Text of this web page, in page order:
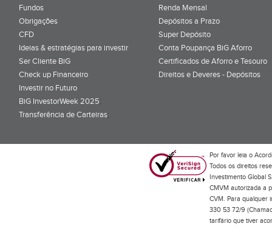
Fundos
Obrigações
CFD
Ideias & estratégias para investir
Ser Cliente BiG
Check up Financeiro
Investir no Futuro
BiG InvestorWeek 2025;
Transferência de Carteiras;
Renda Mensal
Depósitos a Prazo
Super Depósito
Conta Poupança BiG Aforro
Certificados de Aforro e Tesouro
Direitos e Deveres - Depósitos
Por favor leia o
Todos os direitos
Investimento Global
CMVM autorizada a
CVM. Para qualquer
330 53 72/9
tarifário que tiver